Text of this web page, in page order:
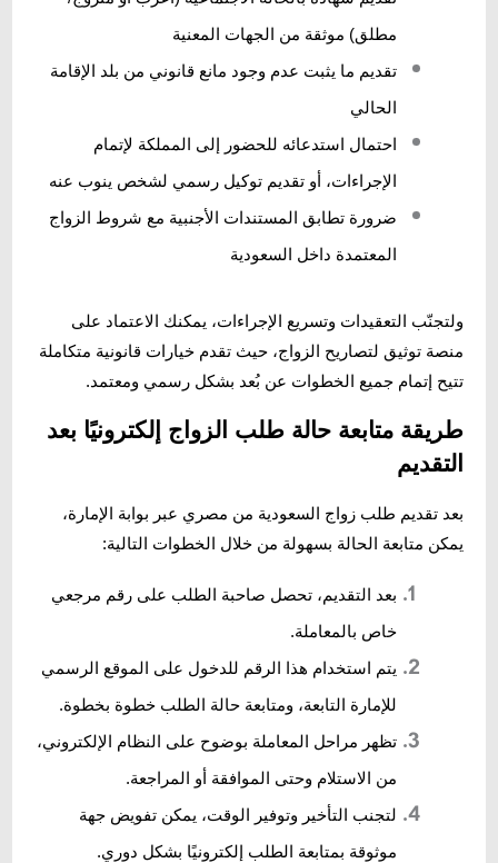
مطلق) موثقة من الجهات المعنية
تقديم ما يثبت عدم وجود مانع قانوني من بلد الإقامة
الحالي
احتمال استدعائه للحضور إلى المملكة لإتمام
الإجراءات، أو تقديم توكيل رسمي لشخص ينوب عنه
ضرورة تطابق المستندات الأجنبية مع شروط الزواج
المعتمدة داخل السعودية
ولتجنّب التعقيدات وتسريع الإجراءات، يمكنك الاعتماد على
منصة توثيق لتصاريح الزواج، حيث تقدم خيارات قانونية متكاملة
تتيح إتمام جميع الخطوات عن بُعد بشكل رسمي ومعتمد.
طريقة متابعة حالة طلب الزواج إلكترونيًا بعد
التقديم
بعد تقديم طلب زواج السعودية من مصري عبر بوابة الإمارة،
يمكن متابعة الحالة بسهولة من خلال الخطوات التالية:
بعد التقديم، تحصل صاحبة الطلب على رقم مرجعي
خاص بالمعاملة.
يتم استخدام هذا الرقم للدخول على الموقع الرسمي
للإمارة التابعة، ومتابعة حالة الطلب خطوة بخطوة.
تظهر مراحل المعاملة بوضوح على النظام الإلكتروني،
من الاستلام وحتى الموافقة أو المراجعة.
لتجنب التأخير وتوفير الوقت، يمكن تفويض جهة
موثوقة بمتابعة الطلب إلكترونيًا بشكل دوري.